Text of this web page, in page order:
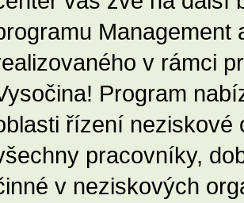
Management
v rámci
Program
řízení neziskové
pracovníky,
v neziskových